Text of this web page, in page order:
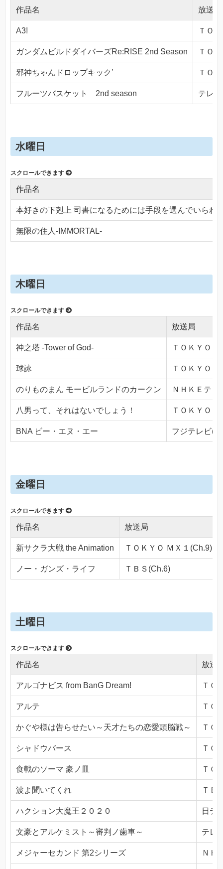
作品名 放送局
A3! ＴＯ
ガンダムビルドダイバーズRe:RISE 2nd Season ＴＯ
邪神ちゃんドロップキック’ ＴＯ
フルーツバスケット 2nd season テレ
水曜日
作品名
本好きの下剋上 司書になるためには手段を選んでいられ
無限の住人-IMMORTAL-
木曜日
作品名 放送局
神之塔 -Tower of God- ＴＯＫＹＯ
球詠 ＴＯＫＹＯ
のりものまん モービルランドのカークン ＮＨＫＥテレ
八男って、それはないでしょう！ ＴＯＫＹＯ
BNA ビー・エヌ・エー フジテレビ
金曜日
作品名 放送局
新サクラ大戦 the Animation ＴＯＫＹＯ ＭＸ１(Ch.9)
ノー・ガンズ・ライフ ＴＢＳ(Ch.6)
土曜日
作品名 放送
アルゴナビス from BanG Dream! ＴＯ
アルテ ＴＯ
かぐや様は告らせたい～天才たちの恋愛頭脳戦～ ＴＯ
シャドウバース ＴＯ
食戟のソーマ 豪ノ皿 ＴＯ
波よ聞いてくれ ＴＢ
ハクション大魔王２０２０ 日テ
文豪とアルケミスト～審判ノ歯車～ テレ
メジャーセカンド 第2シリーズ ＮＨ